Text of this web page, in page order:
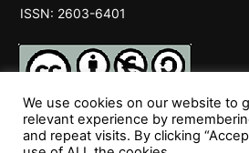
ISSN: 2603-6401
SÍGUENOS
We use cookies on our website to
relevant experience by
and repeat visits. By clicking